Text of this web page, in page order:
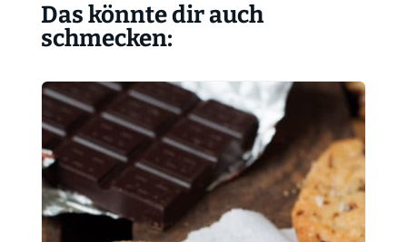
Das könnte dir auch
schmecken: